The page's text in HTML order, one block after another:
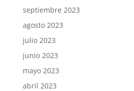
septiembre 2023
agosto 2023
julio 2023
junio 2023
mayo 2023
abril 2023